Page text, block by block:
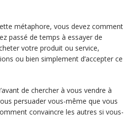
métaphore, vous devez comment
passé de temps à essayer de
votre produit ou service,
ou bien simplement d’accepter ce
de chercher à vous vendre à
persuader vous-même que vous
convaincre les autres si vous-